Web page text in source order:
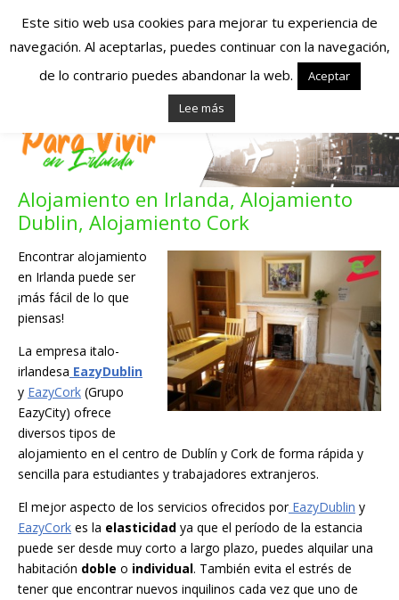
Españoles en
Irlanda – Vivir en
Irlanda – Trabajo
en Irlanda –
Alojamiento en
Irlanda
Blog dedicado a los que viven, estudian y trabajan en
Irlanda!
Alojamiento en Irlanda, Alojamiento
Dublin, Alojamiento Cork
Encontrar alojamiento
en Irlanda puede ser
¡más fácil de lo que
piensas!
La empresa italo-
irlandesa EazyDublin
y EazyCork (Grupo
EazyCity) ofrece
diversos tipos de
alojamiento en el centro de Dublín y Cork de forma rápida y
sencilla para estudiantes y trabajadores extranjeros.
El mejor aspecto de los servicios ofrecidos porEazyDublin y
EazyCork es la elasticidad ya que el período de la estancia
puede ser desde muy corto a largo plazo, puedes alquilar una
habitación doble o individual. También evita el estrés de
tener que encontrar nuevos inquilinos cada vez que uno de
Este sitio web usa cookies para mejorar tu experiencia de
navegación. Al aceptarlas, puedes continuar con la navegación,
de lo contrario puedes abandonar la web.
Aceptar
Lee más